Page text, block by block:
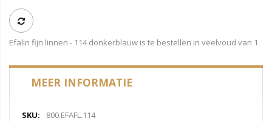
Efalin fijn linnen - 114 donkerblauw is te bestellen in veelvoud van 1
MEER INFORMATIE
Meer
800.EFAFL.114